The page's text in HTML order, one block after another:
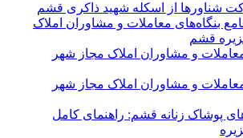
شناورها از اسکله شهید ذاکری قشم
بنگاه‌های معاملات و مشاوران املاک
قشم
و مشاوران املاک مجاز شهر
و مشاوران املاک مجاز شهر
پوشاک زنانه قشم: راهنمای کامل